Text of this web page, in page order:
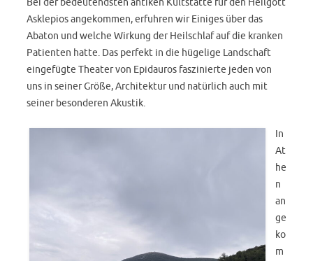
Asklepios angekommen, erfuhren wir Einiges über das
Abaton und welche Wirkung der Heilschlaf auf die kranken
Patienten hatte. Das perfekt in die hügelige Landschaft
eingefügte Theater von Epidauros faszinierte jeden von
uns in seiner Größe, Architektur und natürlich auch mit
seiner besonderen Akustik.
In
At
he
n
an
ge
ko
m